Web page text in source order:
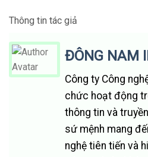
Thông tin tác giả
ĐÔNG NAM
Công ty Công
chức hoạt động
thông tin và
sứ mệnh mang
nghệ tiên tiến và